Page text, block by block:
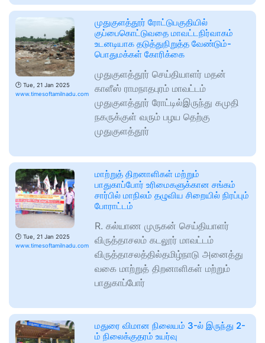
🕑 Tue, 21 Jan 2025
www.timesoftamilnadu.com
முதுகுளத்தூர் ரோட்டுபகுதியில்
குப்பைகொட்டுவதை மாவட்டநிர்வாகம்
உடனடியாக தடுத்துநிறுத்த வேண்டும்-
பொதுமக்கள் கோரிக்கை
முதுகுளத்தூர் செய்தியாளர் மதன்
காளீஸ் ராமநாதபுரம் மாவட்டம்
முதுகுளத்தூர் ரோட்டில்இருந்து கமுதி
நகருக்குள் வரும் பழய தெற்கு
முதுகுளத்தூர்
🕑 Tue, 21 Jan 2025
www.timesoftamilnadu.com
மாற்றுத் திறனாளிகள் மற்றும்
பாதுகாப்போர் உரிமைகளுக்கான சங்கம்
சார்பில் மாநிலம் தழுவிய சிறையில் நிரப்பும்
போராட்டம்
R. கல்யாண முருகன் செய்தியாளர்
விருத்தாசலம் கடலூர் மாவட்டம்
விருத்தாசலத்தில்தமிழ்நாடு அனைத்து
வகை மாற்றுத் திறனாளிகள் மற்றும்
பாதுகாப்போர்
மதுரை விமான நிலையம் 3-ல் இருந்து 2-
ம் நிலைக்குதரம் உயர்வு